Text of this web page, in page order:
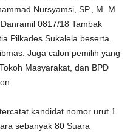
Nursyamsi, SP., M. M.
0817/18 Tambak
Pilkades Sukalela beserta
Juga calon pemilih yang
Masyarakat, dan BPD
kandidat nomor urut 1.
sebanyak 80 Suara